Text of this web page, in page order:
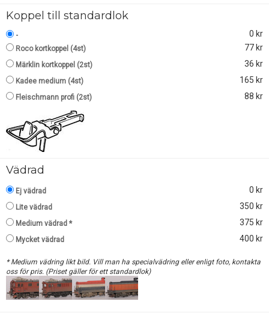
Koppel till standardlok
- 0 kr
Roco kortkoppel (4st) 77 kr
Märklin kortkoppel (2st) 36 kr
Kadee medium (4st) 165 kr
Fleischmann profi (2st) 88 kr
Vädrad
Ej vädrad 0 kr
Lite vädrad 350 kr
Medium vädrad * 375 kr
Mycket vädrad 400 kr
* Medium vädring likt bild. Vill man ha specialvädring eller enligt foto, kontakta
oss för pris. (Priset gäller för ett standardlok)